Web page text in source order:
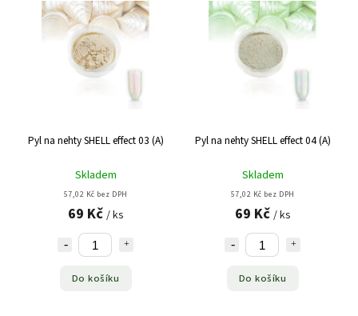
Pyl na nehty SHELL effect 03 (A)
Skladem
57,02 Kč bez DPH
69 Kč / ks
Do košíku
Pyl na nehty SHELL effect 04 (A)
Skladem
57,02 Kč bez DPH
69 Kč / ks
Do košíku